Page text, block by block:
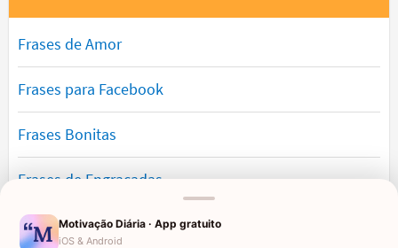
Frases de Amor
Frases para Facebook
Frases Bonitas
Frases de Engraçadas
Frases Românticas
Motivação Diária · App gratuito
iOS & Android